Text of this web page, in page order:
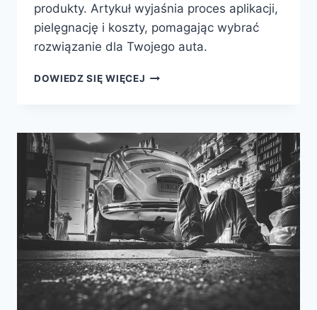
produkty. Artykuł wyjaśnia proces aplikacji,
pielęgnację i koszty, pomagając wybrać
rozwiązanie dla Twojego auta.
DOWIEDZ SIĘ WIĘCEJ GYEON
KTÓRE
ODMIENIĄ
TWOJE
AUTO